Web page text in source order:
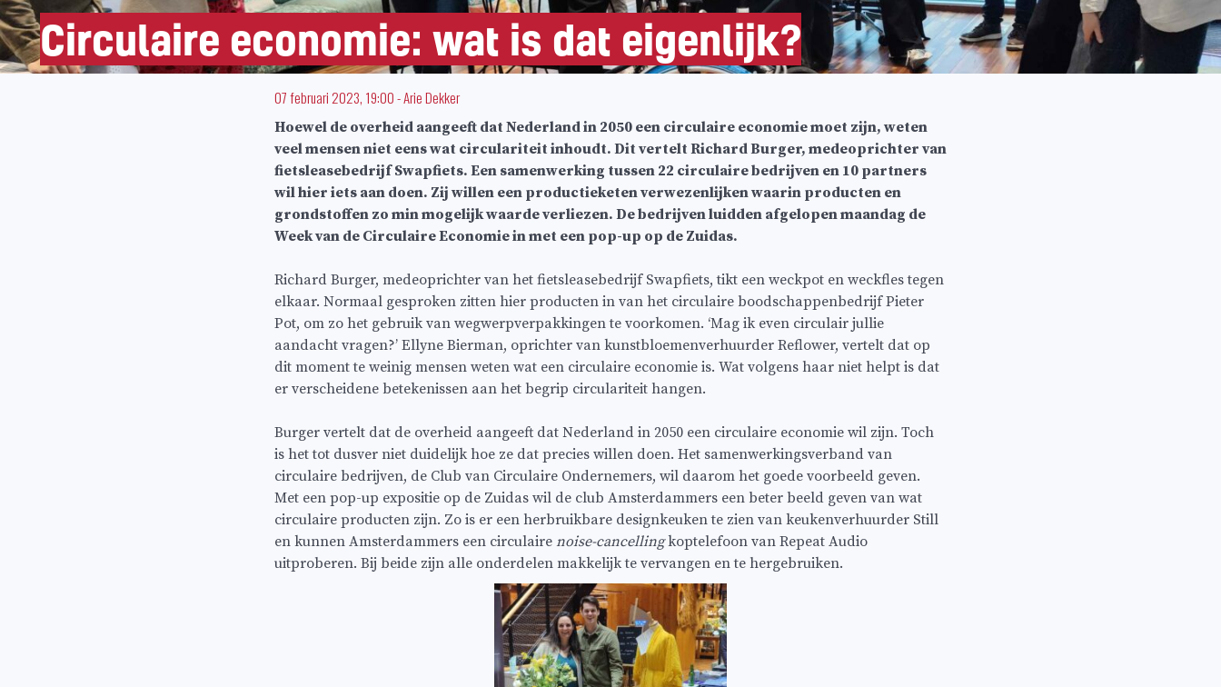
Circulaire economie: wat is dat eigenlijk?
07 februari 2023, 19:00-Arie Dekker
Hoewel de overheid aangeeft dat Nederland in 2050 een circulaire economie moet zijn, weten
veel mensen niet eens wat circulariteit inhoudt. Dit vertelt Richard Burger, medeoprichter van
fietsleasebedrijf Swapfiets. Een samenwerking tussen 22 circulaire bedrijven en 10 partners
wil hier iets aan doen. Zij willen een productieketen verwezenlijken waarin producten en
grondstoffen zo min mogelijk waarde verliezen. De bedrijven luidden afgelopen maandag de
Week van de Circulaire Economie in met een pop-up op de Zuidas.
Richard Burger, medeoprichter van het fietsleasebedrijf Swapfiets, tikt een weckpot en weckfles tegen
elkaar. Normaal gesproken zitten hier producten in van het circulaire boodschappenbedrijf Pieter
Pot, om zo het gebruik van wegwerpverpakkingen te voorkomen. ‘Mag ik even circulair jullie
aandacht vragen?’ Ellyne Bierman, oprichter van kunstbloemenverhuurder Reflower, vertelt dat op
dit moment te weinig mensen weten wat een circulaire economie is. Wat volgens haar niet helpt is dat
er verscheidene betekenissen aan het begrip circulariteit hangen.
Burger vertelt dat de overheid aangeeft dat Nederland in 2050 een circulaire economie wil zijn. Toch
is het tot dusver niet duidelijk hoe ze dat precies willen doen. Het samenwerkingsverband van
circulaire bedrijven, de Club van Circulaire Ondernemers, wil daarom het goede voorbeeld geven.
Met een pop-up expositie op de Zuidas wil de club Amsterdammers een beter beeld geven van wat
circulaire producten zijn. Zo is er een herbruikbare designkeuken te zien van keukenverhuurder Still
en kunnen Amsterdammers een circulaire noise-cancellingkoptelefoon van Repeat Audio
uitproberen. Bij beide zijn alle onderdelen makkelijk te vervangen en te hergebruiken.